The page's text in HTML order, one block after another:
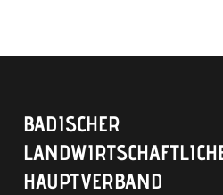
BADISCHER
HAUPTVERBAND